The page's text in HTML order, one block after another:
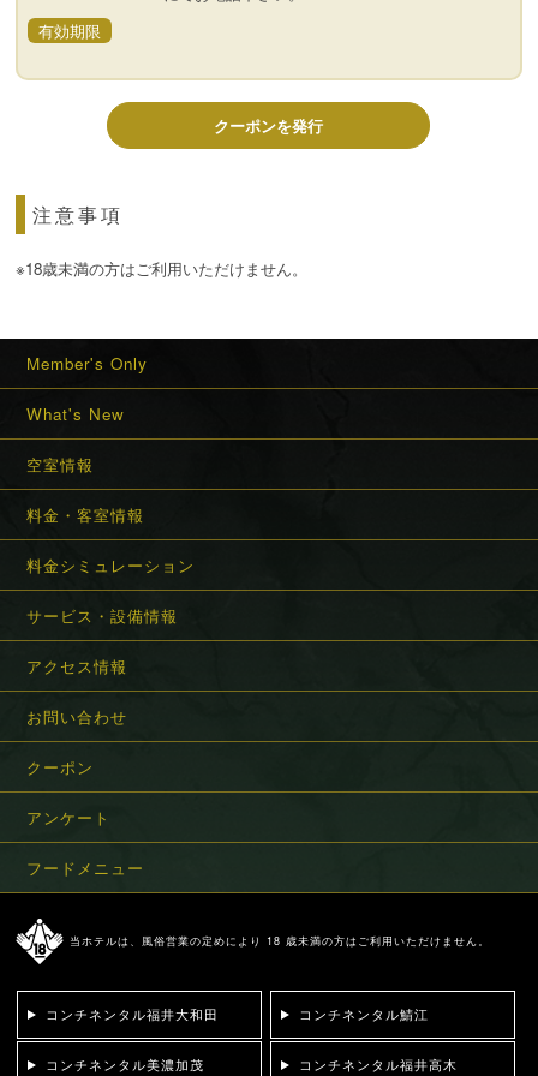
有効期限
クーポンを発行
注意事項
※18歳未満の方はご利用いただけません。
Member's Only
What's New
空室情報
料金・客室情報
料金シミュレーション
サービス・設備情報
アクセス情報
お問い合わせ
クーポン
アンケート
フードメニュー
当ホテルは、風俗営業の定めにより 18 歳未満の方はご利用いただけません。
コンチネンタル福井大和田 コンチネンタル鯖江
コンチネンタル美濃加茂 コンチネンタル福井高木